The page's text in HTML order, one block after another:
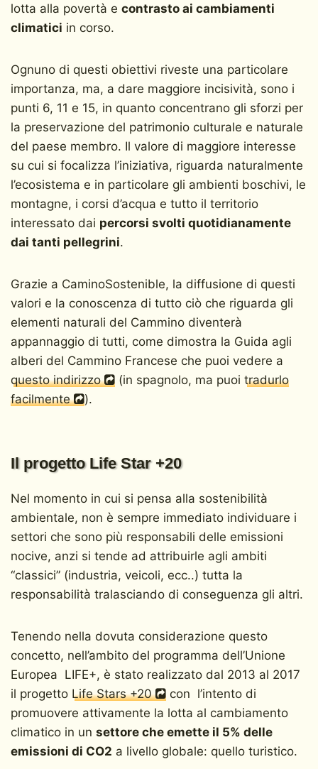
lotta alla povertà e contrasto ai cambiamenti
climatici in corso.
Ognuno di questi obiettivi riveste una particolare
importanza, ma, a dare maggiore incisività, sono i
punti 6, 11 e 15, in quanto concentrano gli sforzi per
la preservazione del patrimonio culturale e naturale
del paese membro. Il valore di maggiore interesse
su cui si focalizza l’iniziativa, riguarda naturalmente
l’ecosistema e in particolare gli ambienti boschivi, le
montagne, i corsi d’acqua e tutto il territorio
interessato dai percorsi svolti quotidianamente
dai tanti pellegrini.
Grazie a CaminoSostenible, la diffusione di questi
valori e la conoscenza di tutto ciò che riguarda gli
elementi naturali del Cammino diventerà
appannaggio di tutti, come dimostra la Guida agli
alberi del Cammino Francese che puoi vedere a
questo indirizzo
(in spagnolo, ma puoi tradurlo
facilmente
).
Il progetto Life Star +20
Nel momento in cui si pensa alla sostenibilità
ambientale, non è sempre immediato individuare i
settori che sono più responsabili delle emissioni
nocive, anzi si tende ad attribuirle agli ambiti
“classici” (industria, veicoli, ecc..) tutta la
responsabilità tralasciando di conseguenza gli altri.
Tenendo nella dovuta considerazione questo
concetto, nell’ambito del programma dell’Unione
Europea LIFE+, è stato realizzato dal 2013 al 2017
il progetto Life Stars +20
con l’intento di
promuovere attivamente la lotta al cambiamento
climatico in un settore che emette il 5% delle
emissioni di CO2 a livello globale: quello turistico.